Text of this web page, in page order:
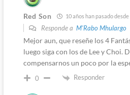
Red Son 10 años han pasado
Responde a M'Rabo Mhulargo
Mejor aun, que reseñe los 4
luego siga con los de Lee y Choi.
compensarnos un poco por la
0 Responder